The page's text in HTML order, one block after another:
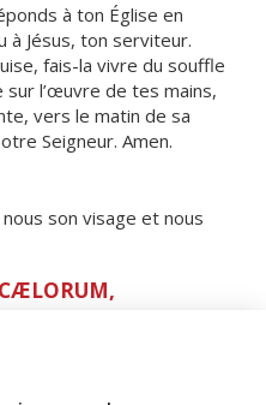
à ton Église en
à Jésus, ton serviteur.
fais-la vivre du souffle
sur l’œuvre de tes mains,
vers le matin de sa
Seigneur. Amen.
son visage et nous